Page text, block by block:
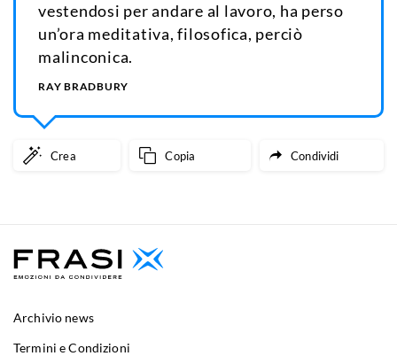
vestendosi per andare al lavoro, ha perso
un’ora meditativa, filosofica, perciò
malinconica.
RAY BRADBURY
Crea Copia Condividi
Archivio news
Termini e Condizioni